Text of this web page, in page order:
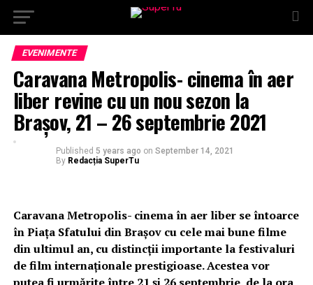
EVENIMENTE
Caravana Metropolis- cinema în aer
liber revine cu un nou sezon la
Brașov, 21 – 26 septembrie 2021
Published 5 years ago on September 14, 2021
By Redacția SuperTu
Caravana Metropolis- cinema în aer liber se întoarce
în Piața Sfatului din Brașov cu cele mai bune filme
din ultimul an, cu distincții importante la festivaluri
de film internaționale prestigioase. Acestea vor